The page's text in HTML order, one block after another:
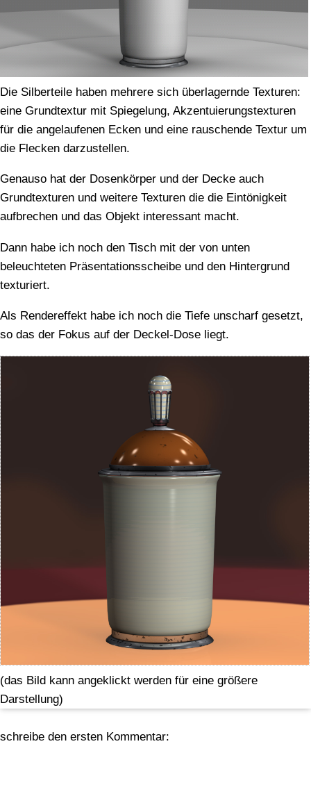
Die Silberteile haben mehrere sich überlagernde Texturen:
eine Grundtextur mit Spiegelung, Akzentuierungstexturen
für die angelaufenen Ecken und eine rauschende Textur um
die Flecken darzustellen.
Genauso hat der Dosenkörper und der Decke auch
Grundtexturen und weitere Texturen die die Eintönigkeit
aufbrechen und das Objekt interessant macht.
Dann habe ich noch den Tisch mit der von unten
beleuchteten Präsentationsscheibe und den Hintergrund
texturiert.
Als Rendereffekt habe ich noch die Tiefe unscharf gesetzt,
so das der Fokus auf der Deckel-Dose liegt.
(das Bild kann angeklickt werden für eine größere
Darstellung)
schreibe den ersten Kommentar: